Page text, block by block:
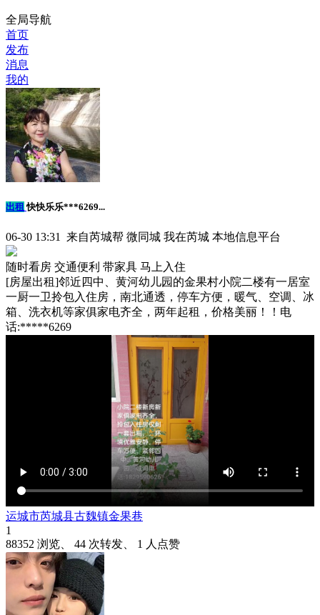
全局导航
首页
发布
消息
我的
出租 快快乐乐***6269...
06-30 13:31 来自芮城帮 微同城 我在芮城 本地信息平台
随时看房 交通便利 带家具 马上入住
[房屋出租]邻近四中、黄河幼儿园的金果村小院二楼有一居室
一厨一卫拎包入住房，南北通透，停车方便，暖气、空调、冰
箱、洗衣机等家俱家电齐全，两年起租，价格美丽！！电
话:*****6269
运城市芮城县古魏镇金果巷
1
88352 浏览、 44 次转发、 1 人点赞